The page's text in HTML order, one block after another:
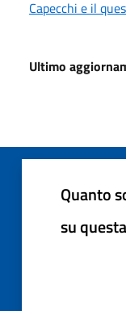
Capecchi e il
Ultimo
Quanto
su